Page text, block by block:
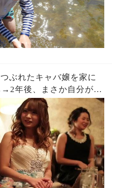
ぶれたキャバ嬢を家に
年後、まさか自分がこ
た